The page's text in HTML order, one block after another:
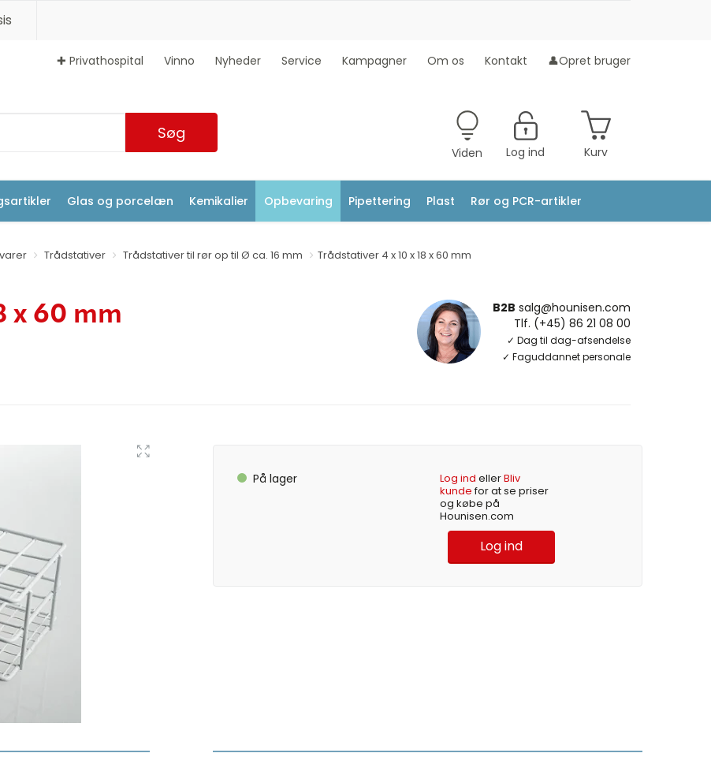
✚ Privathospital Vinno Nyheder Service Kampagner Om os Kontakt 👤Opret bruger
Søg
Viden Log ind Kurv
Glas og porcelæn Kemikalier Opbevaring Pipettering Plast Rør og PCR-artikler
Trådstativer Trådstativer til rør op til Ø ca. 16 mm Trådstativer 4 x 10 x 18 x 60 mm
x 60 mm B2B salg@hounisen.com
Tlf. (+45) 86 21 08 00
✓ Dag til dag-afsendelse
✓ Faguddannet personale
På lager Log ind ellerBliv
kundefor at se priser
og købe på
Hounisen.com
Log ind